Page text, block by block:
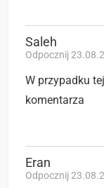
Saleh
Odpocznij
W przypadku
komentarza
Eran
Odpocznij